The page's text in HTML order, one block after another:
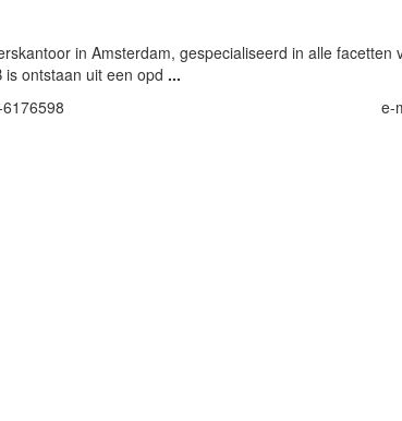
in Amsterdam, gespecialiseerd in alle
ontstaan uit een opd ...
e-